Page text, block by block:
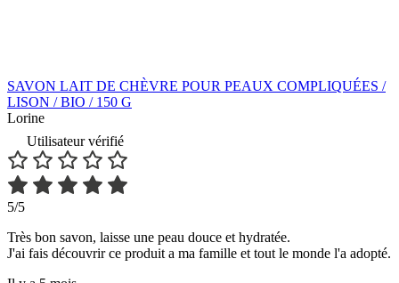
SAVON LAIT DE CHÈVRE POUR PEAUX COMPLIQUÉES /
LISON / BIO / 150 G
Lorine
Utilisateur vérifié
5/5
Très bon savon, laisse une peau douce et hydratée.
J'ai fais découvrir ce produit a ma famille et tout le monde l'a adopté.